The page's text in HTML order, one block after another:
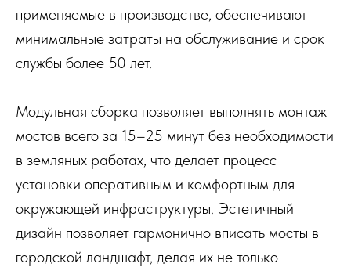
применяемые в производстве, обеспечивают
минимальные затраты на обслуживание и срок
службы более 50 лет.
Модульная сборка позволяет выполнять монтаж
мостов всего за 15–25 минут без необходимости
в земляных работах, что делает процесс
установки оперативным и комфортным для
окружающей инфраструктуры. Эстетичный
дизайн позволяет гармонично вписать мосты в
городской ландшафт, делая их не только